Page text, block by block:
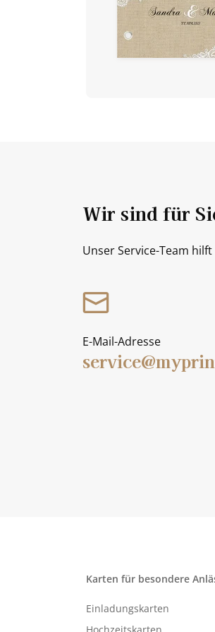
Wir sind für
Unser Service-Team
E-Mail-Adresse
Karten für besondere
Einladungskarten